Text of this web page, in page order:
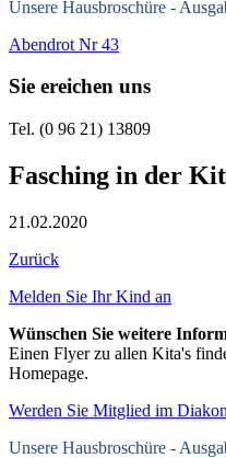
Unsere Hausbroschüre -
Abendrot Nr 43
Sie ereichen uns
Tel. (0 96 21) 13809
Fasching in der
21.02.2020
Zurück
Melden Sie Ihr Kind an
Wünschen Sie weitere
Einen Flyer zu allen Kita's
Homepage.
Werden Sie Mitglied im
Unsere Hausbroschüre -